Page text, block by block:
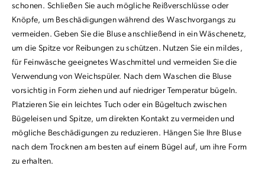
schonen. Schließen Sie auch mögliche Reißverschlüsse oder
Knöpfe, um Beschädigungen während des Waschvorgangs zu
vermeiden. Geben Sie die Bluse anschließend in ein Wäschenetz,
um die Spitze vor Reibungen zu schützen. Nutzen Sie ein mildes,
für Feinwäsche geeignetes Waschmittel und vermeiden Sie die
Verwendung von Weichspüler. Nach dem Waschen die Bluse
vorsichtig in Form ziehen und auf niedriger Temperatur bügeln.
Platzieren Sie ein leichtes Tuch oder ein Bügeltuch zwischen
Bügeleisen und Spitze, um direkten Kontakt zu vermeiden und
mögliche Beschädigungen zu reduzieren. Hängen Sie Ihre Bluse
nach dem Trocknen am besten auf einem Bügel auf, um ihre Form
zu erhalten.